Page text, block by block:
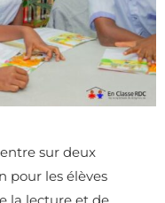
sur deux
pour les élèves